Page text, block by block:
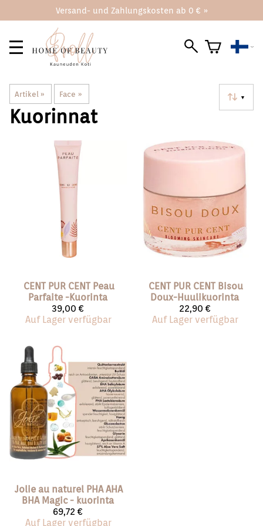
Versand- und Zahlungskosten ab 0 € »
Artikel ‪» Face ‪» ▼
Kuorinnat
CENT PUR CENT Peau
Parfaite -Kuorinta
39,00 €
Auf Lager verfügbar
CENT PUR CENT Bisou
Doux-Huulikuorinta
22,90 €
Auf Lager verfügbar
Jolie au naturel PHA AHA
BHA Magic - kuorinta
69,72 €
Auf Lager verfügbar